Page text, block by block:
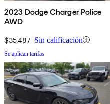
2023 Dodge Charger Police
AWD
$35,487 Sin calificación
Se aplican tarifas